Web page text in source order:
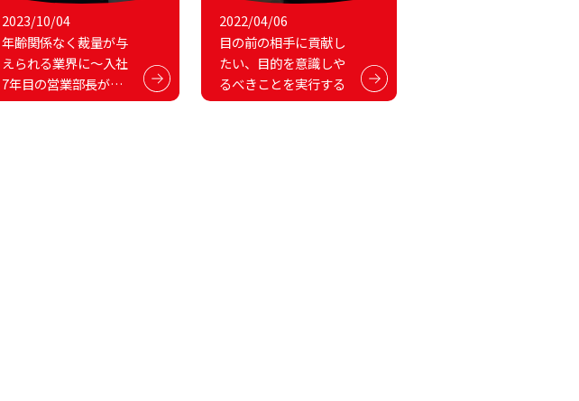
2023/10/04
年齢関係なく裁量が与
えられる業界に～入社
7年目の営業部長が築
いたキャリア～
2022/04/06
目の前の相手に貢献し
たい、目的を意識しや
るべきことを実行する